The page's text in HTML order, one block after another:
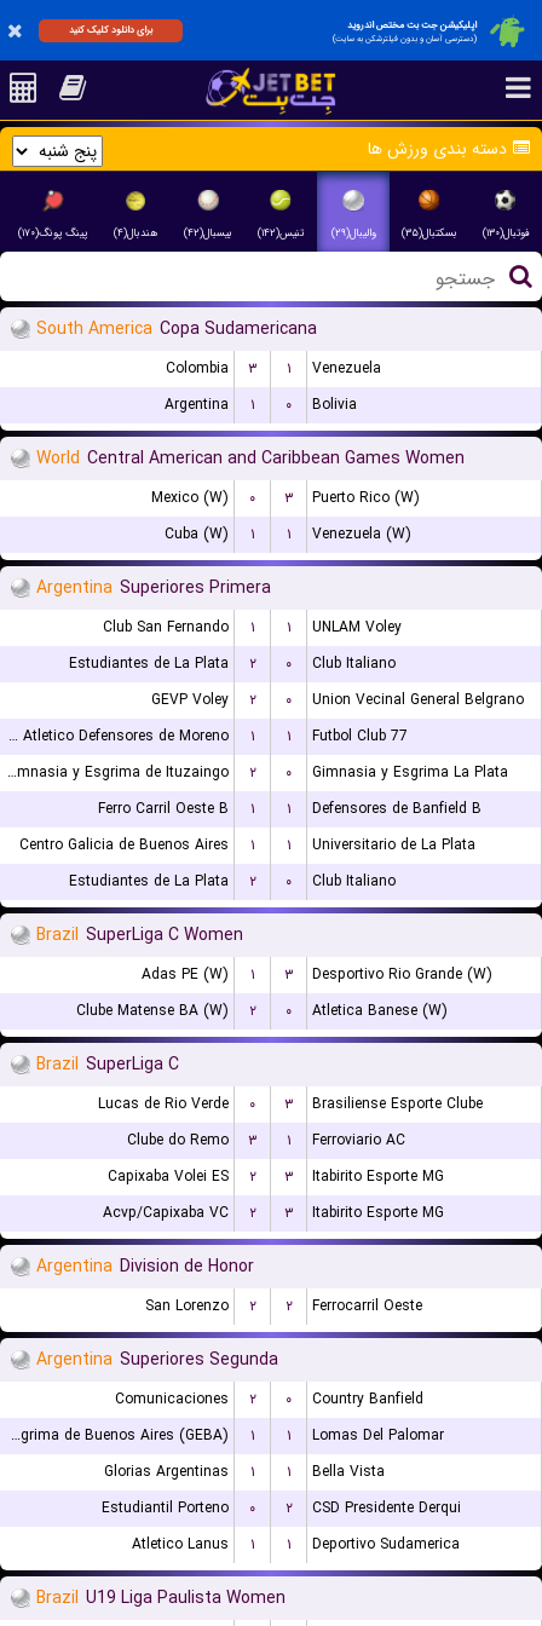
اپلیکیشن جت بت مختص اندروید
(دسترسی آسان و بدون فیلترشکن به سایت)
برای دانلود کلیک کنید
دسته بندی ورزش ها
فوتبال(۱۳۰) بسکتبال(۳۵) والیبال(۲۹) تنیس(۱۴۲) بیسبال(۴۲) هندبال(۴) پینگ پونگ(۱۷۰)
South America Copa Sudamericana
Colombia ۳ ۱
Venezuela
Argentina
۱ ۰ Bolivia
World Central American and Caribbean Games Women
Mexico (W) ۰ ۳
Puerto Rico (W)
Cuba (W)
۱ ۱ Venezuela (W)
Argentina Superiores Primera
Club San Fernando ۱ ۱
UNLAM Voley
Estudiantes de La Plata
۲ ۰
Club Italiano
GEVP Voley
۲ ۰
Union Vecinal General Belgrano
Club Atletico Defensores de Moreno
۱ ۱
77 Futbol Club
Gimnasia y Esgrima de Ituzaingo
۲ ۰
Gimnasia y Esgrima La Plata
Ferro Carril Oeste B
۱ ۱
Defensores de Banfield B
Centro Galicia de Buenos Aires
۱ ۱
Universitario de La Plata
Estudiantes de La Plata
۲ ۰ Club Italiano
Brazil SuperLiga C Women
Adas PE (W) ۱ ۳
Desportivo Rio Grande (W)
Clube Matense BA (W)
۲ ۰ Atletica Banese (W)
Brazil SuperLiga C
Lucas de Rio Verde ۰ ۳
Brasiliense Esporte Clube
Clube do Remo
۳ ۱
Ferroviario AC
Capixaba Volei ES
۲ ۳
Itabirito Esporte MG
Acvp/Capixaba VC
۲ ۳ Itabirito Esporte MG
Argentina Division de Honor
San Lorenzo ۲ ۲ Ferrocarril Oeste
Argentina Superiores Segunda
Comunicaciones ۲ ۰
Country Banfield
Gimnasia y Esgrima de Buenos Aires (GEBA)
۱ ۱
Lomas Del Palomar
Glorias Argentinas
۱ ۱
Bella Vista
Estudiantil Porteno
۰ ۲
CSD Presidente Derqui
Atletico Lanus
۱ ۱ Deportivo Sudamerica
Brazil U19 Liga Paulista Women